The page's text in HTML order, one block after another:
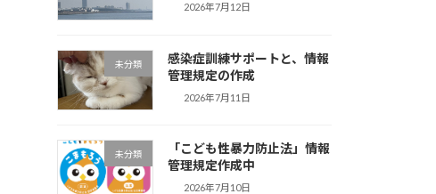
2026年7月12日
未分類
感染症訓練サポートと、情報
管理規定の作成
2026年7月11日
未分類
「こども性暴力防止法」情報
管理規定作成中
2026年7月10日